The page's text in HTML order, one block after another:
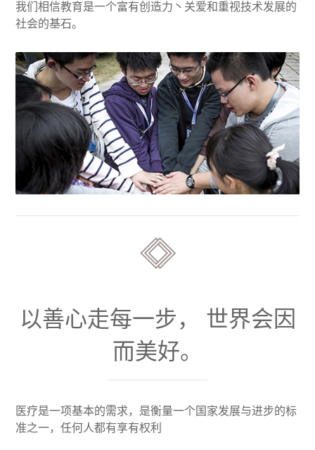
我们相信教育是一个富有创造力丶关爱和重视技术发展的
社会的基石。
以善心走每一步， 世界会因
而美好。
医疗是一项基本的需求，是衡量一个国家发展与进步的标
准之一，任何人都有享有权利